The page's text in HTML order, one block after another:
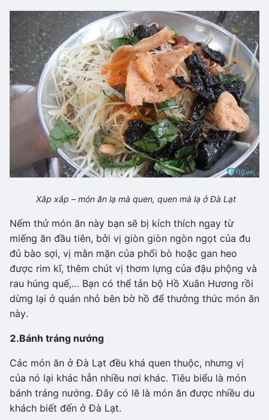
Xắp xắp – món ăn lạ mà quen, quen mà lạ ở Đà Lạt
Nếm thử món ăn này bạn sẽ bị kích thích ngay từ
miếng ăn đầu tiên, bởi vị giòn giòn ngòn ngọt của đu
đủ bào sợi, vị mằn mặn của phổi bò hoặc gan heo
được rim kĩ, thêm chút vị thơm lựng của đậu phộng và
rau húng quế,… Bạn có thể tản bộ Hồ Xuân Hương rồi
dừng lại ở quán nhỏ bên bờ hồ để thưởng thức món ăn
này.
2.Bánh tráng nướng
Các món ăn ở Đà Lạt đều khá quen thuộc, nhưng vị
của nó lại khác hẳn nhiều nơi khác. Tiêu biểu là món
bánh tráng nướng. Đây có lẽ là món ăn được nhiều du
khách biết đến ở Đà Lạt.